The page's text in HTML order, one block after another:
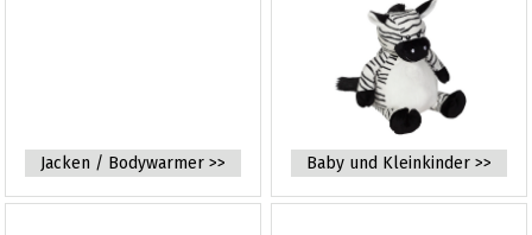
Jacken / Bodywarmer >> Baby und Kleinkinder >>